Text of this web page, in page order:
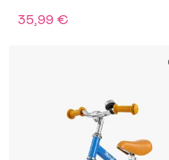
35,99 €